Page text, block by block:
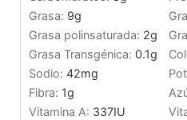
Grasa: 9g
Grasa polinsaturada: 2g
Grasa Transgénica: 0.1g
Sodio: 42mg
Fibra: 1g
Vitamina A: 337IU